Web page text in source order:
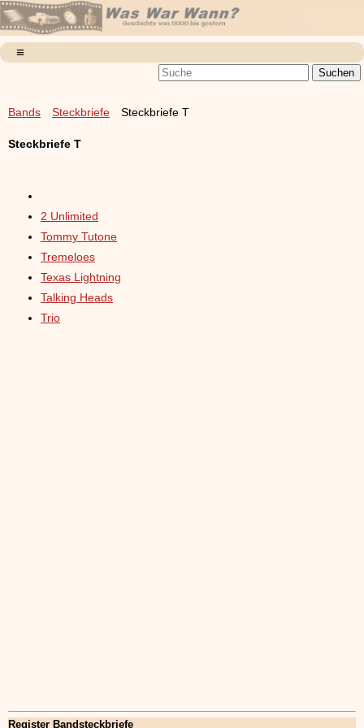
Bands Steckbriefe Steckbriefe T
Steckbriefe T
2 Unlimited
Tommy Tutone
Tremeloes
Texas Lightning
Talking Heads
Trio
Register Bandsteckbriefe